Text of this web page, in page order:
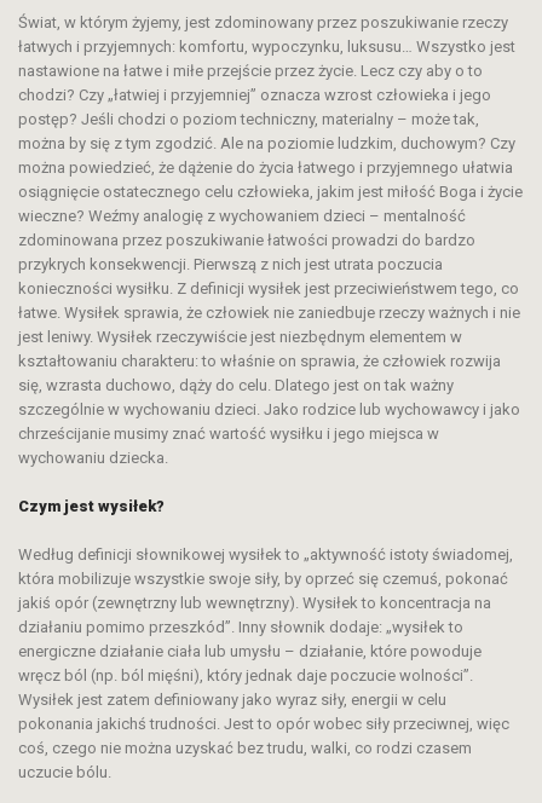
Świat, w którym żyjemy, jest zdominowany przez poszukiwanie rzeczy
łatwych i przyjemnych: komfortu, wypoczynku, luksusu… Wszystko jest
nastawione na łatwe i miłe przejście przez życie. Lecz czy aby o to
chodzi? Czy „łatwiej i przyjemniej” oznacza wzrost człowieka i jego
postęp? Jeśli chodzi o poziom techniczny, materialny – może tak,
można by się z tym zgodzić. Ale na poziomie ludzkim, duchowym? Czy
można powiedzieć, że dążenie do życia łatwego i przyjemnego ułatwia
osiągnięcie ostatecznego celu człowieka, jakim jest miłość Boga i życie
wieczne? Weźmy analogię z wychowaniem dzieci – mentalność
zdominowana przez poszukiwanie łatwości prowadzi do bardzo
przykrych konsekwencji. Pierwszą z nich jest utrata poczucia
konieczności wysiłku. Z definicji wysiłek jest przeciwieństwem tego, co
łatwe. Wysiłek sprawia, że człowiek nie zaniedbuje rzeczy ważnych i nie
jest leniwy. Wysiłek rzeczywiście jest niezbędnym elementem w
kształtowaniu charakteru: to właśnie on sprawia, że człowiek ​​rozwija
się, wzrasta duchowo, dąży do celu. Dlatego jest on tak ważny
szczególnie w wychowaniu dzieci. Jako rodzice lub wychowawcy i jako
chrześcijanie musimy znać wartość wysiłku i jego miejsca w
wychowaniu dziecka.
Czym jest wysiłek?
Według definicji słownikowej wysiłek to „aktywność istoty świadomej,
która mobilizuje wszystkie swoje siły, by oprzeć się czemuś, pokonać
jakiś opór (zewnętrzny lub wewnętrzny). Wysiłek to koncentracja na
działaniu pomimo przeszkód”. Inny słownik dodaje: „wysiłek to
energiczne działanie ciała lub umysłu – działanie, które powoduje
wręcz ból (np. ból mięśni), który jednak daje poczucie wolności”.
Wysiłek jest zatem definiowany jako wyraz siły, energii w celu
pokonania jakichś trudności. Jest to opór wobec siły przeciwnej, więc
coś, czego nie można uzyskać bez trudu, walki, co rodzi czasem
uczucie bólu.